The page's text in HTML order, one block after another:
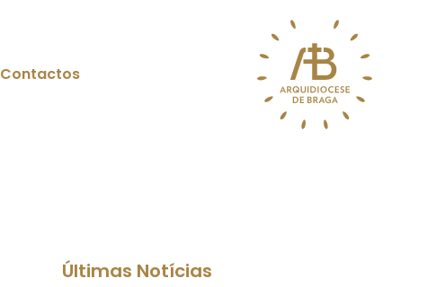
Contactos
Últimas Notícias